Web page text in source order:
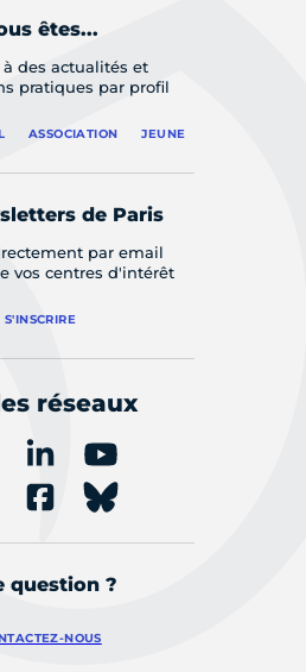
êtes...
à des actualités et
pratiques par profil
ASSOCIATION JEUNE
de Paris
par email
vos centres d'intérêt
S'INSCRIRE
réseaux
question ?
NOUS